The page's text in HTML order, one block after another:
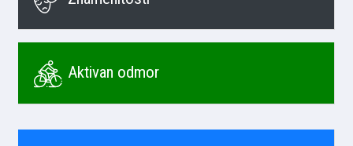
Aktivan odmor